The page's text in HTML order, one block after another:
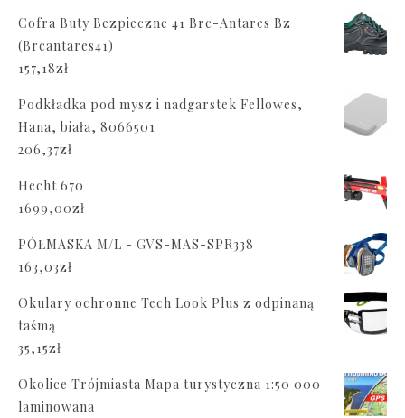
Cofra Buty Bezpieczne 41 Brc-Antares Bz
(Brcantares41)
157,18zł
Podkładka pod mysz i nadgarstek Fellowes,
Hana, biała, 8066501
206,37zł
Hecht 670
1699,00zł
PÓŁMASKA M/L - GVS-MAS-SPR338
163,03zł
Okulary ochronne Tech Look Plus z odpinaną
taśmą
35,15zł
Okolice Trójmiasta Mapa turystyczna 1:50 000
laminowana